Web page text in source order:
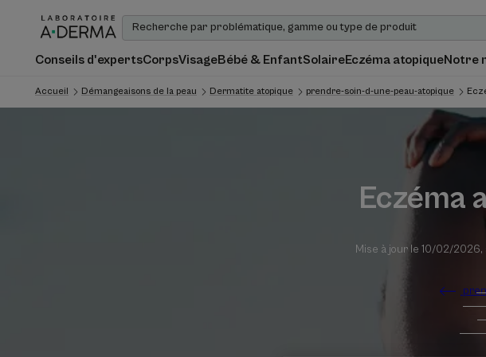
Conseils d'expertsCorpsVisageBébé & EnfantSolaireEczéma atopiqueNotre
Accueil Démangeaisons de la peau Dermatite atopique prendre-soin-d-une-peau-atopique
Eczéma
Mise à jour le 10/02/2026